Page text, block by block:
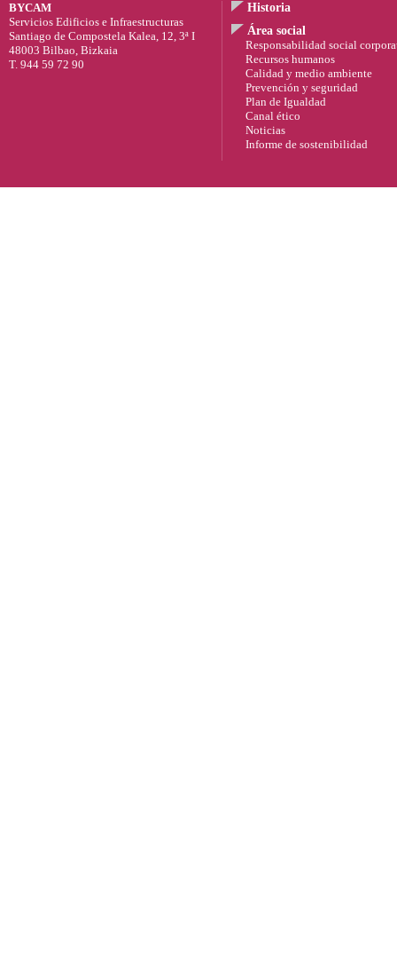
BYCAM
Servicios Edificios e Infraestructuras
Santiago de Compostela Kalea, 12, 3ª I
48003 Bilbao, Bizkaia
T. 944 59 72 90
Historia
Área social
Responsabilidad social
Recursos humanos
Calidad y medio ambiente
Prevención y seguridad
Plan de Igualdad
Canal ético
Noticias
Informe de sostenibilidad